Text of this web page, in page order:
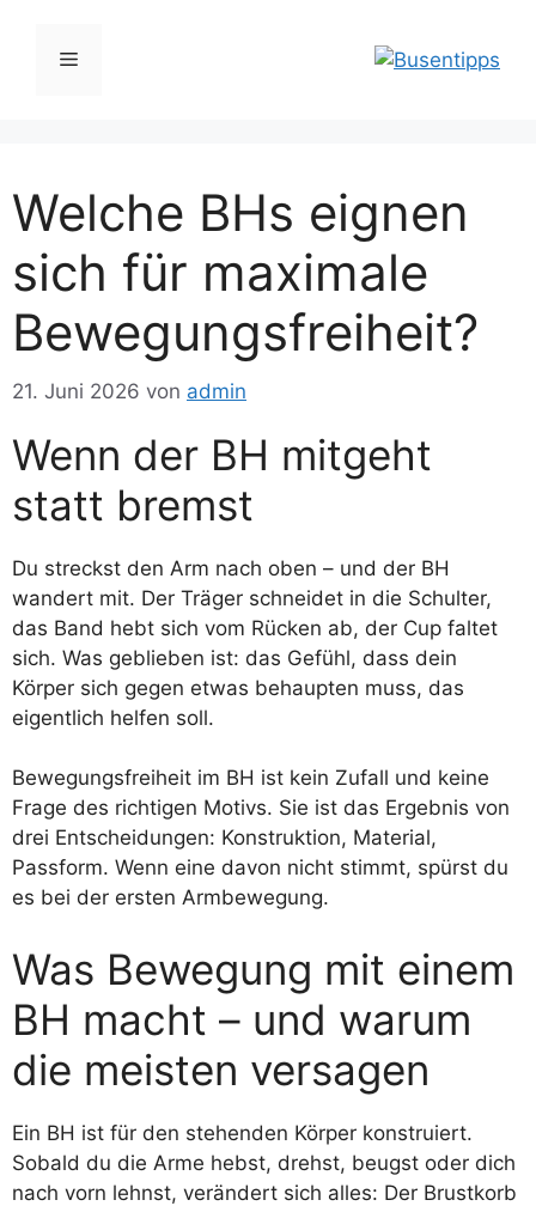
springen
Menü
Welche BHs eignen
sich für maximale
Bewegungsfreiheit?
21. Juni 2026 von admin
Wenn der BH mitgeht
statt bremst
Du streckst den Arm nach oben – und der BH
wandert mit. Der Träger schneidet in die Schulter,
das Band hebt sich vom Rücken ab, der Cup faltet
sich. Was geblieben ist: das Gefühl, dass dein
Körper sich gegen etwas behaupten muss, das
eigentlich helfen soll.
Bewegungsfreiheit im BH ist kein Zufall und keine
Frage des richtigen Motivs. Sie ist das Ergebnis von
drei Entscheidungen: Konstruktion, Material,
Passform. Wenn eine davon nicht stimmt, spürst du
es bei der ersten Armbewegung.
Was Bewegung mit einem
BH macht – und warum
die meisten versagen
Ein BH ist für den stehenden Körper konstruiert.
Sobald du die Arme hebst, drehst, beugst oder dich
nach vorn lehnst, verändert sich alles: Der Brustkorb